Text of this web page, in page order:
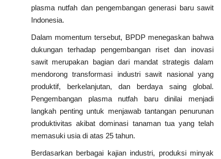
plasma nutfah dan pengembangan generasi baru sawit
Indonesia.
Dalam momentum tersebut, BPDP menegaskan bahwa
dukungan terhadap pengembangan riset dan inovasi
sawit merupakan bagian dari mandat strategis dalam
mendorong transformasi industri sawit nasional yang
produktif, berkelanjutan, dan berdaya saing global.
Pengembangan plasma nutfah baru dinilai menjadi
langkah penting untuk menjawab tantangan penurunan
produktivitas akibat dominasi tanaman tua yang telah
memasuki usia di atas 25 tahun.
Berdasarkan berbagai kajian industri, produksi minyak